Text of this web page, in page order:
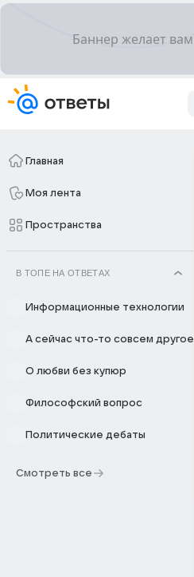
Главная
Моя лента
Пространства
В ТОПЕ НА ОТВЕТАХ
Информационные технологии
А сейчас что-то совсем другое
О любви без купюр
Философский вопрос
Политические дебаты
Смотреть все